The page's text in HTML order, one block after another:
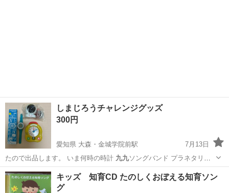
しまじろうチャレンジグッズ
300円
愛知県 大森・金城学院前駅
7月13日
たので出品します。 いま何時の時計 九九ソングバンド プラネタリウ
ム愛知 尾張旭市 大森・金城学院前駅 キッズ用品
キッズ 知育CD たのしくおぼえる知育ソン
グ